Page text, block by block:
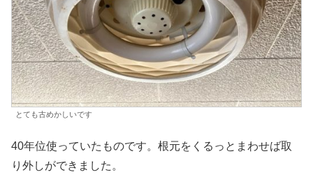
とても古めかしいです
40年位使っていたものです。根元をくるっとまわせば取
り外しができました。